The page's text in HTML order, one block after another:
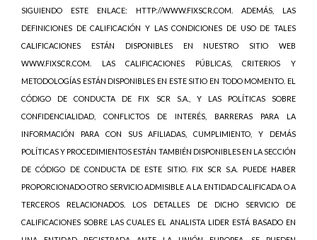
SIGUIENDO ESTE ENLACE: HTTP://WWW.FIXSCR.COM. ADEMÁS, LAS
DEFINICIONES DE CALIFICACIÓN Y LAS CONDICIONES DE USO DE TALES
CALIFICACIONES ESTÁN DISPONIBLES EN NUESTRO SITIO WEB
WWW.FIXSCR.COM. LAS CALIFICACIONES PÚBLICAS, CRITERIOS Y
METODOLOGÍAS ESTÁN DISPONIBLES EN ESTE SITIO EN TODO MOMENTO. EL
CÓDIGO DE CONDUCTA DE FIX SCR S.A., Y LAS POLÍTICAS SOBRE
CONFIDENCIALIDAD, CONFLICTOS DE INTERÉS, BARRERAS PARA LA
INFORMACIÓN PARA CON SUS AFILIADAS, CUMPLIMIENTO, Y DEMÁS
POLÍTICAS Y PROCEDIMIENTOS ESTÁN TAMBIÉN DISPONIBLES EN LA SECCIÓN
DE CÓDIGO DE CONDUCTA DE ESTE SITIO. FIX SCR S.A. PUEDE HABER
PROPORCIONADO OTRO SERVICIO ADMISIBLE A LA ENTIDAD CALIFICADA O A
TERCEROS RELACIONADOS. LOS DETALLES DE DICHO SERVICIO DE
CALIFICACIONES SOBRE LAS CUALES EL ANALISTA LIDER ESTÁ BASADO EN